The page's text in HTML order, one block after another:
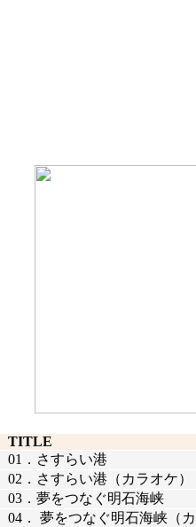
TITLE
01． さすらい港
02． さすらい港（カラオケ）
03． 夢をつなぐ明石海峡
04．
夢をつなぐ明石海峡（